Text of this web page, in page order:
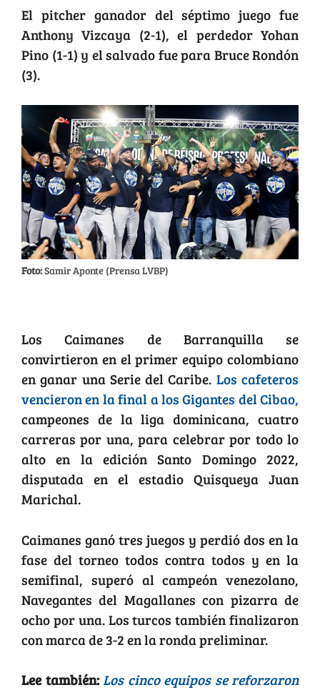
El pitcher ganador del séptimo juego fue
Anthony Vizcaya (2-1), el perdedor Yohan
Pino (1-1) y el salvado fue para Bruce Rondón
(3).
Foto:Samir Aponte (Prensa LVBP)
Los Caimanes de Barranquilla se
convirtieron en el primer equipo colombiano
en ganar una Serie del Caribe. Los cafeteros
vencieron en la final a los Gigantes del Cibao,
campeones de la liga dominicana, cuatro
carreras por una, para celebrar por todo lo
alto en la edición Santo Domingo 2022,
disputada en el estadio Quisqueya Juan
Marichal.
Caimanes ganó tres juegos y perdió dos en la
fase del torneo todos contra todos y en la
semifinal, superó al campeón venezolano,
Navegantes del Magallanes con pizarra de
ocho por una. Los turcos también finalizaron
con marca de 3-2 en la ronda preliminar.
Lee también: Los cinco equipos se reforzaron